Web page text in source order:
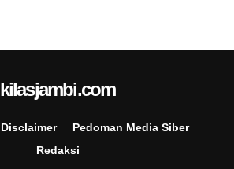
kilasjambi.com
Disclaimer
Pedoman Media Siber
Redaksi